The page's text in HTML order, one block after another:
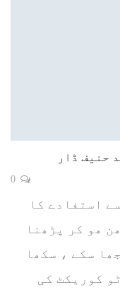
حنیف ڈار
استفادے کا
ھو کر پڑھنا
سکے ، سکھا
کوریکٹ کی